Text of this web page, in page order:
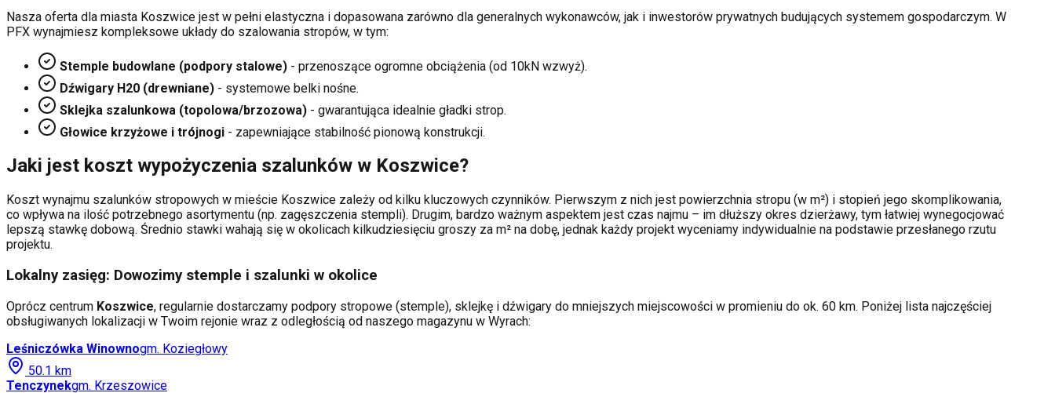
Nasza oferta dla miasta Koszwice jest w pełni elastyczna i dopasowana zarówno dla generalnych wykonawców, jak i inwestorów prywatnych budujących systemem gospodarczym. W
PFX wynajmiesz kompleksowe układy do szalowania stropów, w tym:
Stemple budowlane (podpory stalowe) - przenoszące ogromne obciążenia (od 10kN wzwyż).
Dźwigary H20 (drewniane) - systemowe belki nośne.
Sklejka szalunkowa (topolowa/brzozowa) - gwarantująca idealnie gładki strop.
Głowice krzyżowe i trójnogi - zapewniające stabilność pionową konstrukcji.
Jaki jest koszt wypożyczenia szalunków w Koszwice?
Koszt wynajmu szalunków stropowych w mieście Koszwice zależy od kilku kluczowych czynników. Pierwszym z nich jest powierzchnia stropu (w m²) i stopień jego skomplikowania,
co wpływa na ilość potrzebnego asortymentu (np. zagęszczenia stempli). Drugim, bardzo ważnym aspektem jest czas najmu – im dłuższy okres dzierżawy, tym łatwiej wynegocjować
lepszą stawkę dobową. Średnio stawki wahają się w okolicach kilkudziesięciu groszy za m² na dobę, jednak każdy projekt wyceniamy indywidualnie na podstawie przesłanego rzutu
projektu.
Lokalny zasięg: Dowozimy stemple i szalunki w okolice
Oprócz centrum Koszwice, regularnie dostarczamy podpory stropowe (stemple), sklejkę i dźwigary do mniejszych miejscowości w promieniu do ok. 60 km. Poniżej lista najczęściej
obsługiwanych lokalizacji w Twoim rejonie wraz z odległością od naszego magazynu w Wyrach:
Leśniczówka Winownogm. Koziegłowy
50.1 km
Tenczynekgm. Krzeszowice